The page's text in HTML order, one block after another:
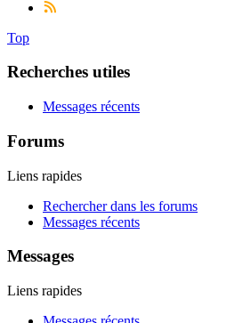
Top
Recherches utiles
Messages récents
Forums
Liens rapides
Rechercher dans les forums
Messages récents
Messages
Liens rapides